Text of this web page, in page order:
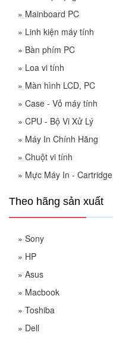
» Mainboard PC
» Linh kiện máy tính
» Bàn phím PC
» Loa vi tính
» Màn hình LCD, PC
» Case - Vỏ máy tính
» CPU - Bộ Vi Xử Lý
» Máy In Chính Hãng
» Chuột vi tính
» Mực Máy In - Cartridge
Theo hãng sản xuất
» Sony
» HP
» Asus
» Macbook
» Toshiba
» Dell